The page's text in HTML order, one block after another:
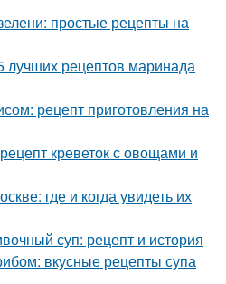
простые рецепты на
лучших рецептов маринада
рецепт приготовления на
креветок с овощами и
где и когда увидеть их
суп: рецепт и история
вкусные рецепты супа